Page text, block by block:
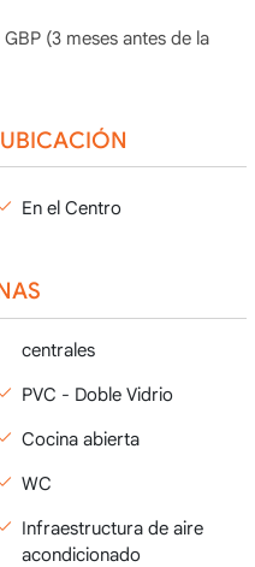
(3 meses antes de la
En el Centro
centrales
PVC - Doble Vidrio
Cocina abierta
WC
Infraestructura de aire
acondicionado